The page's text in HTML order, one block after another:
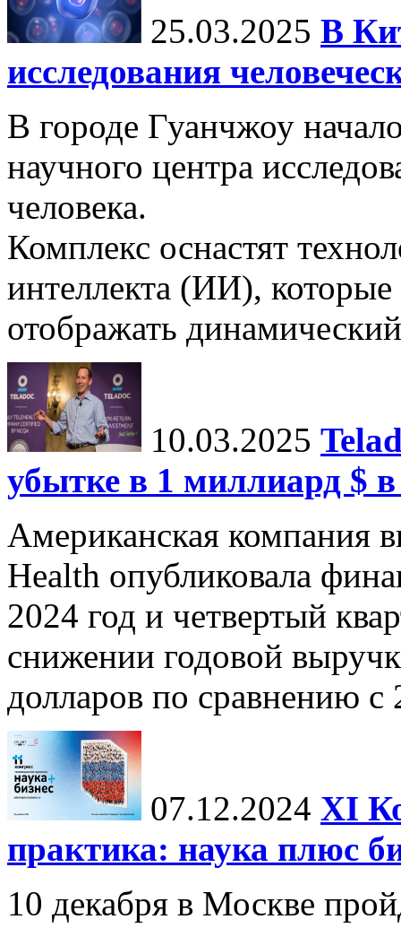
25.03.2025 В
исследования
В городе Гуанчжоу
научного центра
человека.
Комплекс оснастят
интеллекта (ИИ),
отображать
10.03.2025
убытке в 1 миллиард $ в
Американская компания
Health опубликовала
2024 год и четвертый
снижении годовой
долларов по сравнению с
07.12.2024 ХI
практика: наука плюс
10 декабря в Москве